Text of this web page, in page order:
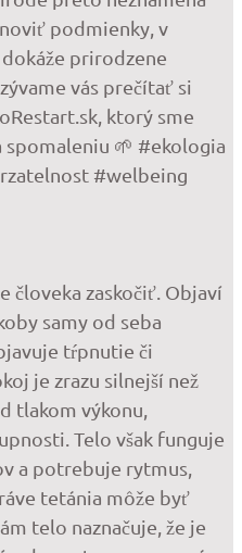
človeka zaskočiť. Objaví
samy od seba
tŕpnutie či
je zrazu silnejší než
tlakom výkonu,
Telo však funguje
a potrebuje rytmus,
tetánia môže byť
telo naznačuje, že je